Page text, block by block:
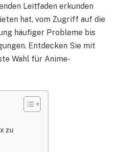
Leitfaden erkunden
hat, vom Zugriff auf die
häufiger Probleme bis
Entdecken Sie mit
Wahl für Anime-
zu